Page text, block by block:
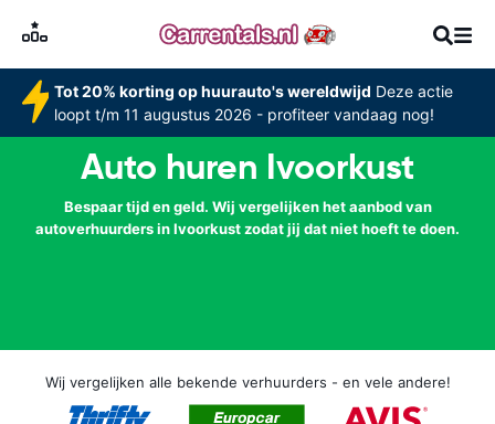
Tot 20% korting op huurauto's wereldwijd Deze actie
loopt t/m 11 augustus 2026 - profiteer vandaag nog!
Auto huren Ivoorkust
Bespaar tijd en geld. Wij vergelijken het aanbod van
autoverhuurders in Ivoorkust zodat jij dat niet hoeft te doen.
Wij vergelijken alle bekende verhuurders - en vele andere!